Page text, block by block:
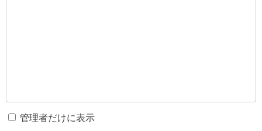
管理者だけに表示